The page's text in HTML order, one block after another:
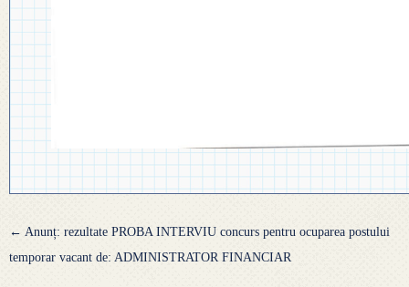
Navigare
articole
← Anunț: rezultate PROBA INTERVIU concurs pentru ocuparea postului
temporar vacant de: ADMINISTRATOR FINANCIAR